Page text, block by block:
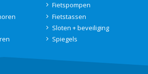
Fietspompen
Fietstassen
Sloten + beveiliging
Spiegels